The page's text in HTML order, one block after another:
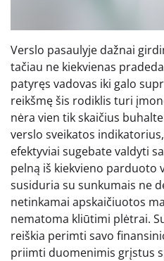
Verslo pasaulyje dažnai
tačiau ne kiekvienas
patyręs vadovas iki galo
reikšmę šis rodiklis turi
nėra vien tik skaičius
verslo sveikatos
efektyviai sugebate valdyti
pelną iš kiekvieno parduoto
susiduria su sunkumais ne
netinkamai apskaičiuotos
nematoma kliūtimi plėtrai.
reiškia perimti savo
priimti duomenimis grįstus